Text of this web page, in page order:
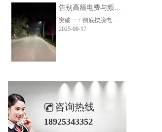
突破一：彻底摆脱电网依赖，实现零电费运营传统路灯长期依赖市政电网，电费开支随使用时长逐年累积，成为不小的运营负担。太阳能路灯以自然光为核心能源，通过高效转化技术将光能储存为可用电力，白天自主充电，夜晚自动亮起，全流程无需接入外部电网。这一突破从根源上切断了电费支出，让长期使用的成本优势尤为突出......
2025-09-17
咨询热线
18925343352